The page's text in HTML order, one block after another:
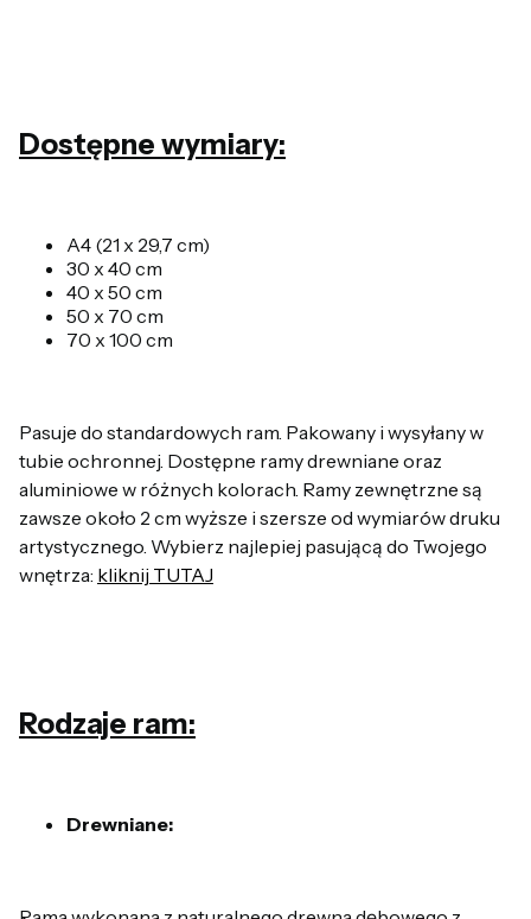
Dostępne wymiary:
A4 (21 x 29,7 cm)
30 x 40 cm
40 x 50 cm
50 x 70 cm
70 x 100 cm
Pasuje do standardowych ram. Pakowany i wysyłany w
tubie ochronnej. Dostępne ramy drewniane oraz
aluminiowe w różnych kolorach. Ramy zewnętrzne są
zawsze około 2 cm wyższe i szersze od wymiarów druku
artystycznego. Wybierz najlepiej pasującą do Twojego
wnętrza: kliknij TUTAJ
Rodzaje ram:
Drewniane: